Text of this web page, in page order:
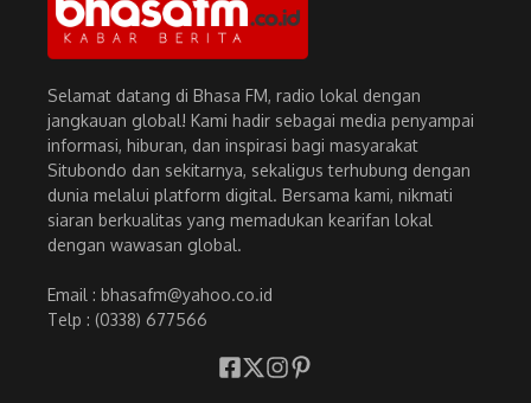
Selamat datang di Bhasa FM, radio lokal dengan
jangkauan global! Kami hadir sebagai media penyampai
informasi, hiburan, dan inspirasi bagi masyarakat
Situbondo dan sekitarnya, sekaligus terhubung dengan
dunia melalui platform digital. Bersama kami, nikmati
siaran berkualitas yang memadukan kearifan lokal
dengan wawasan global.
Email : bhasafm@yahoo.co.id
Telp : (0338) 677566